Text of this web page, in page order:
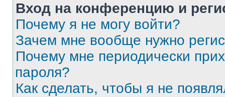
Вход на конференцию и
Почему я не могу войти?
Зачем мне вообще нужно
Почему мне периодически
пароля?
Как сделать, чтобы я не